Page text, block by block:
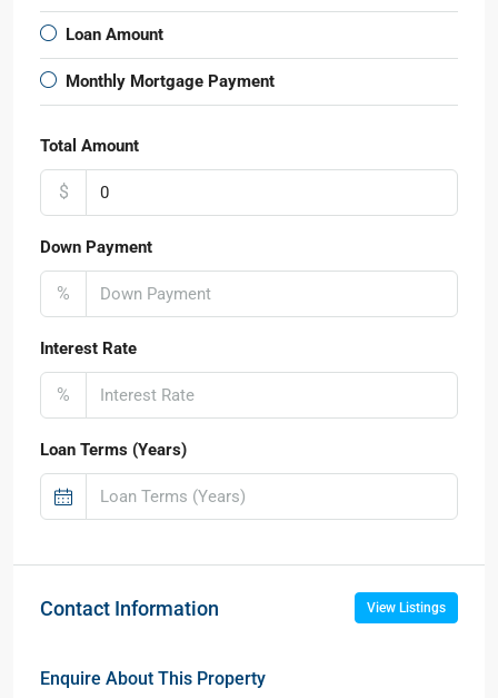
Loan Amount
Monthly Mortgage Payment
Total Amount
$
Down Payment
%
Interest Rate
%
Loan Terms (Years)
Contact Information View Listings
Enquire About This Property